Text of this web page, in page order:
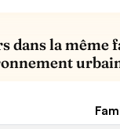
dans la même